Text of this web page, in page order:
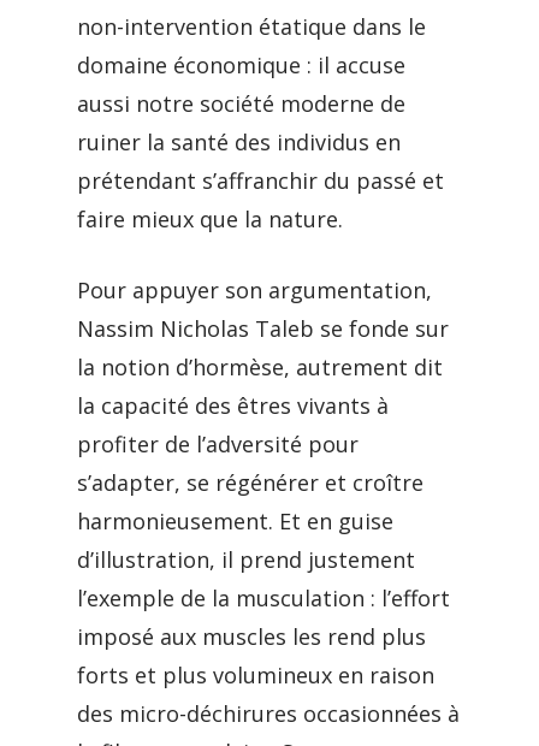
non-intervention étatique dans le
domaine économique : il accuse
aussi notre société moderne de
ruiner la santé des individus en
prétendant s’affranchir du passé et
faire mieux que la nature.
Pour appuyer son argumentation,
Nassim Nicholas Taleb se fonde sur
la notion d’hormèse, autrement dit
la capacité des êtres vivants à
profiter de l’adversité pour
s’adapter, se régénérer et croître
harmonieusement. Et en guise
d’illustration, il prend justement
l’exemple de la musculation : l’effort
imposé aux muscles les rend plus
forts et plus volumineux en raison
des micro-déchirures occasionnées à